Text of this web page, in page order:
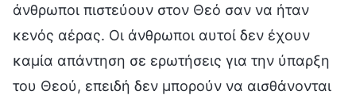
άνθρωποι πιστεύουν στον Θεό σαν να ήταν
κενός αέρας. Οι άνθρωποι αυτοί δεν έχουν
καμία απάντηση σε ερωτήσεις για την ύπαρξη
του Θεού, επειδή δεν μπορούν να αισθάνονται